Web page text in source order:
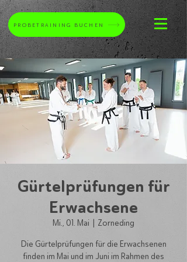
PROBETRAINING BUCHEN
Gürtelprüfungen für
Erwachsene
Mi., 01. Mai
  |
Zorneding
Die Gürtelprüfungen für die Erwachsenen
finden im Mai und im Juni im Rahmen des